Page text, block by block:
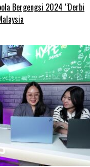
Bergengsi 2024 “Derbi